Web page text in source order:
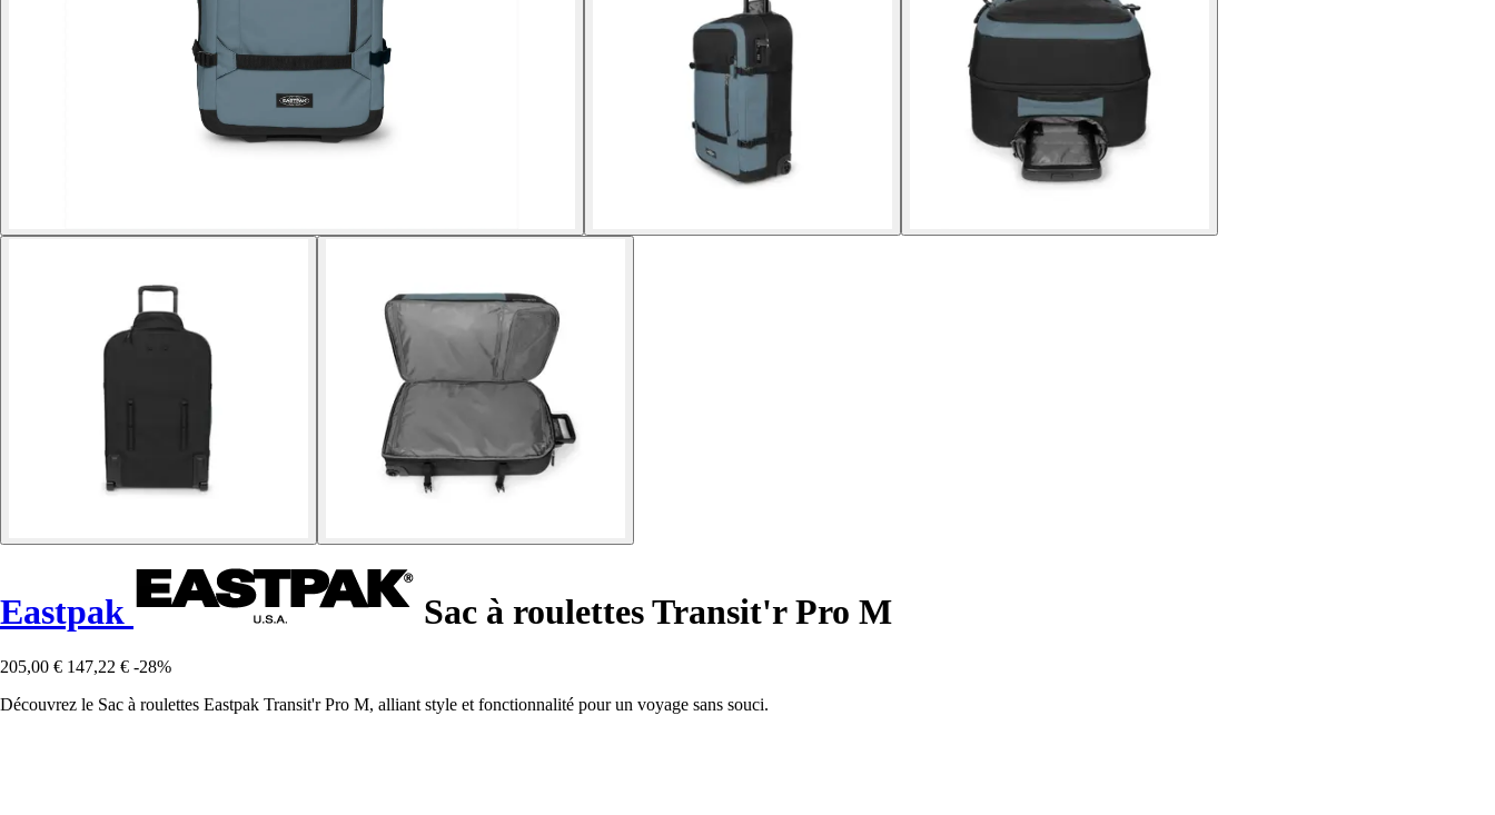
Eastpak Sac à roulettes Transit'r Pro M
205,00 € 147,22 € -28%
Découvrez le Sac à roulettes Eastpak Transit'r Pro M, alliant style et fonctionnalité pour un voyage sans souci.